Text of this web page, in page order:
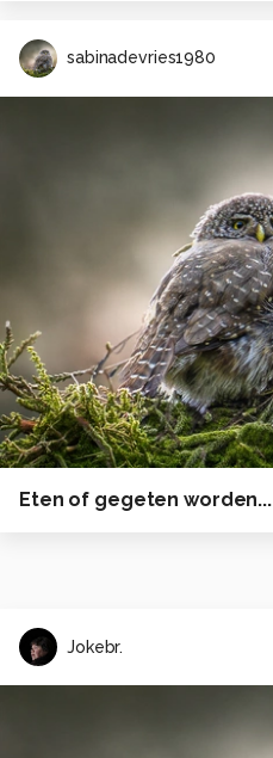
sabinadevries1980
Eten of gegeten worden...
Jokebr.